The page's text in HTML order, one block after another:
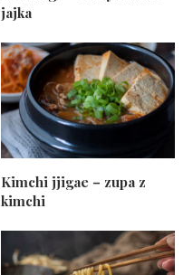
jajka
Kimchi jjigae – zupa z
kimchi